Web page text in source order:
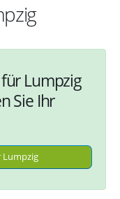
Lumpzig
Sie Ihr
Lumpzig